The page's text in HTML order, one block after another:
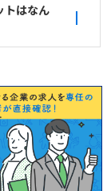
トはなん